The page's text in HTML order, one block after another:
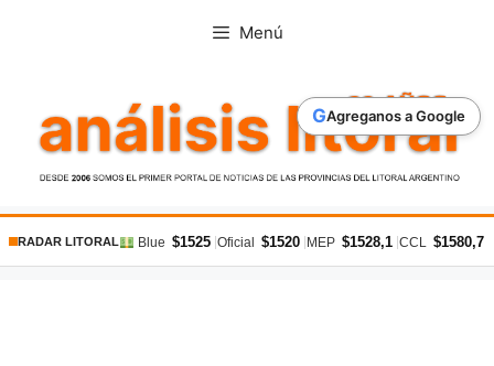
GAgreganos a Google
Menú
RADAR LITORAL Blue $1525 Oficial $1520 MEP $1528,1 CCL $1580,7